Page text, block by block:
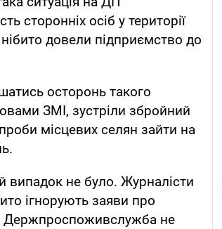
сторонніх осіб у території
довели підприємство до
осторонь такого
ЗМІ, зустріли збройний
місцевих селян зайти на
випадок не було. Журналісти
ігнорують заяви про
Держпроспоживслужба не